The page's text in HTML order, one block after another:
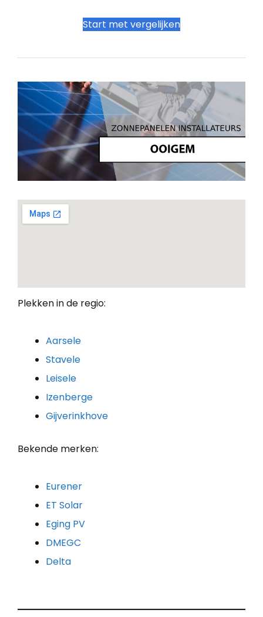
Start met vergelijken
Plekken in de regio:
Aarsele
Stavele
Leisele
Izenberge
Gijverinkhove
Bekende merken:
Eurener
ET Solar
Eging PV
DMEGC
Delta